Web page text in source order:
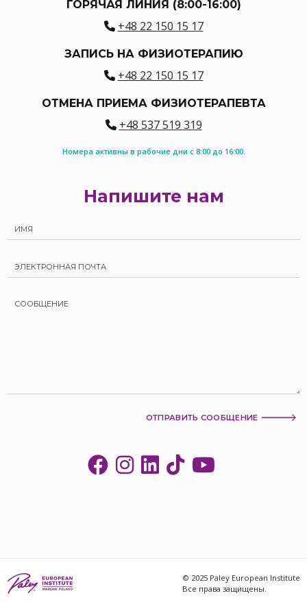
ГОРЯЧАЯ ЛИНИЯ (8:00-16:00)
+48 22 150 15 17
ЗАПИСЬ НА ФИЗИОТЕРАПИЮ
+48 22 150 15 17
ОТМЕНА ПРИЕМА ФИЗИОТЕРАПЕВТА
+48 537 519 319
Номера активны в рабочие дни с 8:00 до 16:00.
Напишите нам
ОТПРАВИТЬ СООБЩЕНИЕ
© 2025 Paley European Institute
Все права защищены.